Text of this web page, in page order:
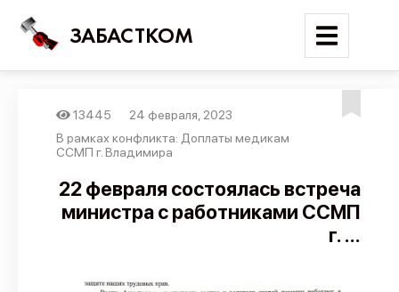
ЗАБАСТКОМ
Войти
Поиск
Новости
13445
24 февраля, 2023
В рамках конфликта: Доплаты медикам
ССМП г. Владимира
22 февраля состоялась встреча
министра с работниками ССМП
г. ...